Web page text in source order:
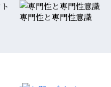
専門性と専門性意識